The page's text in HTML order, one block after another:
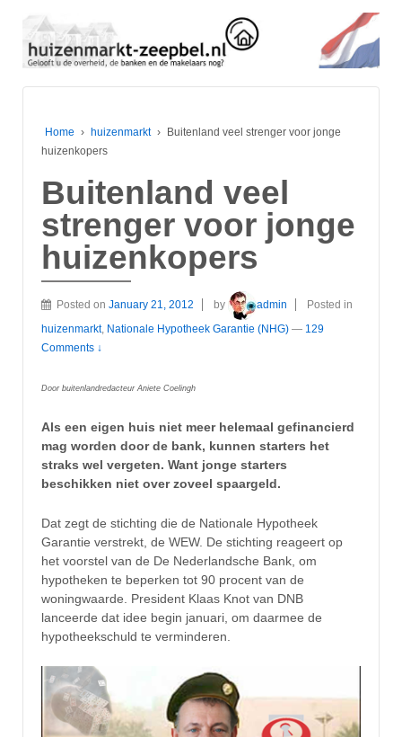
Home › huizenmarkt ›
Buitenland veel strenger voor jonge
huizenkopers
Buitenland veel
strenger voor jonge
huizenkopers
Posted on January 21, 2012 by admin
Posted in
huizenmarkt, Nationale Hypotheek Garantie (NHG) — 129
Comments ↓
Door buitenlandredacteur Aniete Coelingh
Als een eigen huis niet meer helemaal gefinancierd
mag worden door de bank, kunnen starters het
straks wel vergeten. Want jonge starters
beschikken niet over zoveel spaargeld.
Dat zegt de stichting die de Nationale Hypotheek
Garantie verstrekt, de WEW. De stichting reageert op
het voorstel van de De Nederlandsche Bank, om
hypotheken te beperken tot 90 procent van de
woningwaarde. President Klaas Knot van DNB
lanceerde dat idee begin januari, om daarmee de
hypotheekschuld te verminderen.